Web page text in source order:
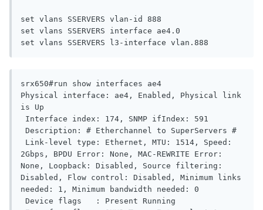
set vlans SSERVERS vlan-id 888
set vlans SSERVERS interface ae4.0
set vlans SSERVERS l3-interface vlan.888
srx650#run show interfaces ae4
Physical interface: ae4, Enabled, Physical link
is Up
2Gbps, BPDU Error: None, MAC-REWRITE Error:
None, Loopback: Disabled, Source filtering:
Disabled, Flow control: Disabled, Minimum links
needed: 1, Minimum bandwidth needed: 0